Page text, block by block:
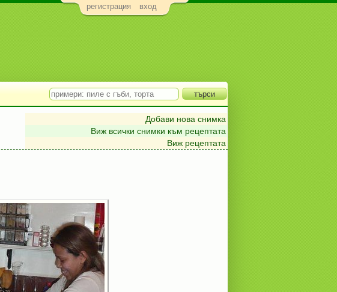
регистрация вход
Добави нова снимка
Виж всички снимки към рецептата
Виж рецептата